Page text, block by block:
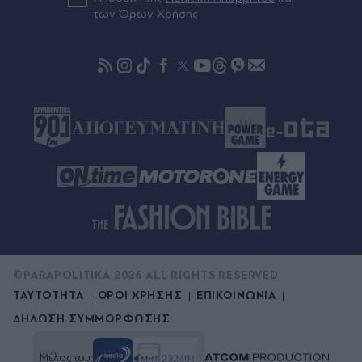
"Δεν μπορούσε να το πιστέψει": Μέσ' τα νεύρα ο
Μουρίνιο με την απόφαση του Ρόδρι να πάει
τωνΌρων Χρήσης
ΤΑΥΤΟΤΗΤΑ ΟΡΟΙ ΧΡΗΣΗΣ
ΕΠΙΚΟΙΝΩΝΙΑ
ΔΗΛΩΣΗ ΣΥΜΜΟΡΦΩΣΗΣ
©PARAPOLITIKA 2026 ALL RIGHTS RESERVED
Μέλος του: